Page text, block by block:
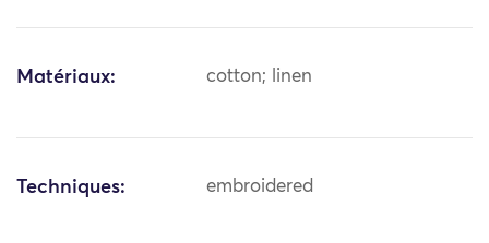
Matériaux: cotton; linen
Techniques: embroidered